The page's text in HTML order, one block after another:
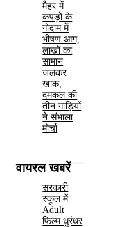
मैहर में
कपड़ों के
गोदाम में
भीषण आग,
लाखों का
सामान
जलकर
खाक,
दमकल की
तीन गाड़ियों
ने संभाला
मोर्चा
वायरल खबरें
सरकारी
स्कूल में
Adult
फिल्म धुरंधर